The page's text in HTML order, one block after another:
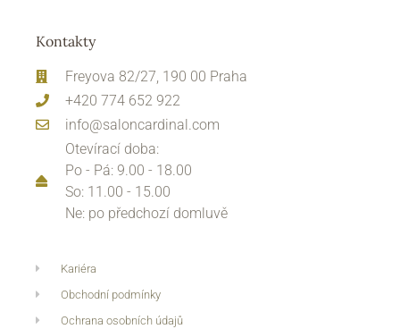
Kontakty
Freyova 82/27, 190 00 Praha
+420 774 652 922
info@saloncardinal.com
Otevírací doba:
Po - Pá: 9.00 - 18.00
So: 11.00 - 15.00
Ne: po předchozí domluvě
Kariéra
Obchodní podmínky
Ochrana osobních údajů